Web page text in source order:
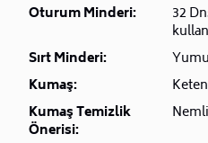
Oturum Minderi:
32
Sırt Minderi:
Kumaş:
Keten
Kumaş Temizlik
Önerisi: